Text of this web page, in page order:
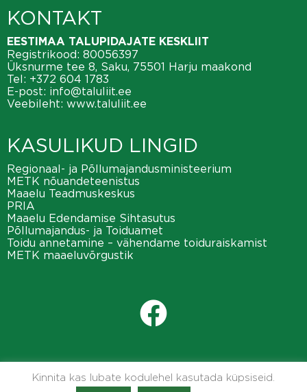
KONTAKT
EESTIMAA TALUPIDAJATE KESKLIIT
Registrikood: 80056397
Üksnurme tee 8, Saku, 75501 Harju maakond
Tel: +372 604 1783
E-post: info@taluliit.ee
Veebileht: www.taluliit.ee
KASULIKUD LINGID
Regionaal- ja Põllumajandusministeerium
METK nõuandeteenistus
Maaelu Teadmuskeskus
PRIA
Maaelu Edendamise Sihtasutus
Põllumajandus- ja Toiduamet
Toidu annetamine – vähendame toiduraiskamist
METK maaeluvõrgustik
Kinnita kas lubate kodulehel kasutada küpsiseid.